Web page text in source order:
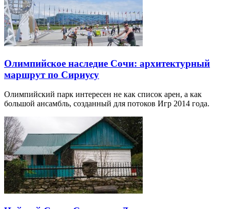
Олимпийское наследие Сочи: архитектурный
маршрут по Сириусу
Олимпийский парк интересен не как список арен, а как
большой ансамбль, созданный для потоков Игр 2014 года.